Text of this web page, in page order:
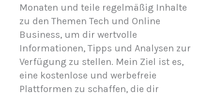
Monaten und teile regelmäßig Inhalte
zu den Themen Tech und Online
Business, um dir wertvolle
Informationen, Tipps und Analysen zur
Verfügung zu stellen. Mein Ziel ist es,
eine kostenlose und werbefreie
Plattformen zu schaffen, die dir